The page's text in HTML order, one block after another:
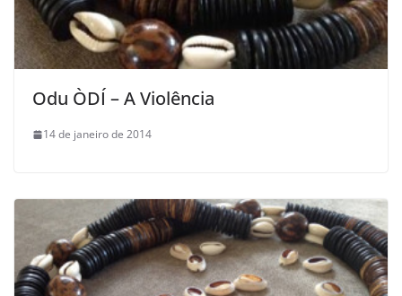
Odu ÒDÍ – A Violência
14 de janeiro de 2014